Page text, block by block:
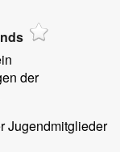
der
Jugendmitglieder